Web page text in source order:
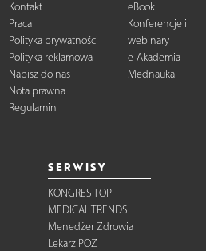
Kontakt
Praca
Polityka prywatności
Polityka reklamowa
Napisz do nas
Nota prawna
Regulamin
eBooki
Konferencje i
webinary
e-Akademia
Mednauka
SERWISY
KONGRES TOP
MEDICAL TRENDS
Menedżer Zdrowia
Lekarz POZ